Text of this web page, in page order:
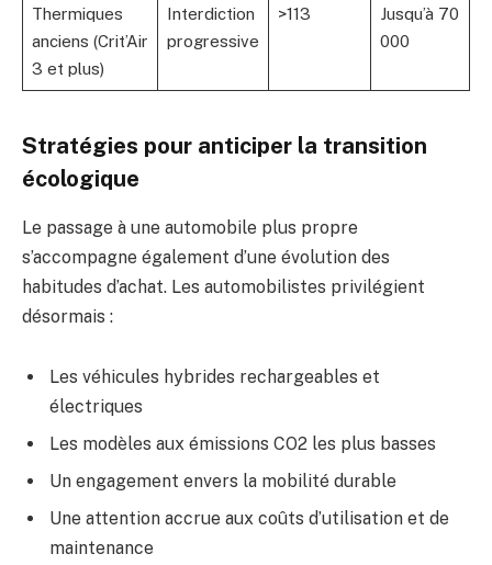
Thermiques
anciens (Crit’Air
3 et plus)
Interdiction
progressive
>113
Jusqu’à 70
000
Stratégies pour anticiper la transition
écologique
Le passage à une automobile plus propre
s’accompagne également d’une évolution des
habitudes d’achat. Les automobilistes privilégient
désormais :
Les véhicules hybrides rechargeables et
électriques
Les modèles aux émissions CO2 les plus basses
Un engagement envers la mobilité durable
Une attention accrue aux coûts d’utilisation et de
maintenance